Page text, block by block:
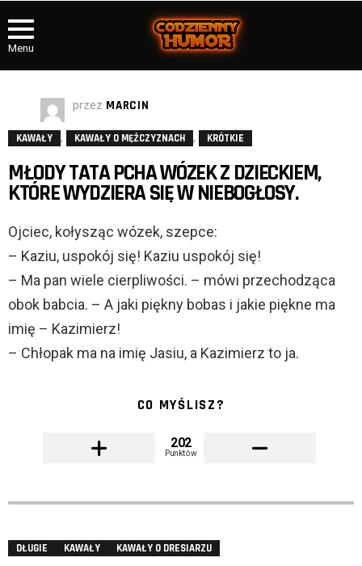
Menu
przez MARCIN
KAWAŁY , KAWAŁY O MĘŻCZYZNACH , KRÓTKIE
MŁODY TATA PCHA WÓZEK Z DZIECKIEM,
KTÓRE WYDZIERA SIĘ W NIEBOGŁOSY.
Ojciec, kołysząc wózek, szepce:
– Kaziu, uspokój się! Kaziu uspokój się!
– Ma pan wiele cierpliwości. – mówi przechodząca
obok babcia. – A jaki piękny bobas i jakie piękne ma
imię – Kazimierz!
– Chłopak ma na imię Jasiu, a Kazimierz to ja.
CO MYŚLISZ?
202
Punktów
DŁUGIE KAWAŁY KAWAŁY O DRESIARZU